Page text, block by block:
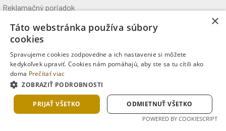
horečnatý, citronan horečnatý, glukonát horečnatý, aróma,
acesulfám K a sacharin sodný, antioxidant: kyselina
askorbová, emulgátor: E471 (glyceridy mastných kyselín)
UPOZORNENIE
Nevhodný pre deti do 14 rokov, tehotné a dojčiace ženy.
Skladuj mimo dosahu detí na suchom mieste, dobre
uzavreté. Chráň pred priamym slnečným žiarením. Výrobca,
dovozca a distribútor nezodpovedajú za škody spôsobené
Reklamačný poriadok
Ochrana údajov
Kontakt
Kde nás nájdete
Copyright © 2025, MOVECO s.r.o., Všetky práva vyhradené
×
Táto webstránka používa súbory
cookies
Spravujeme cookies zodpovedne a ich nastavenie si môžete
kedykoľvek upraviť. Cookies nám pomáhajú, aby ste sa tu cítili ako
doma Prečítať viac
ZOBRAZIŤ PODROBNOSTI
PRIJAŤ VŠETKO ODMIETNUŤ VŠETKO
POWERED BY COOKIESCRIPT